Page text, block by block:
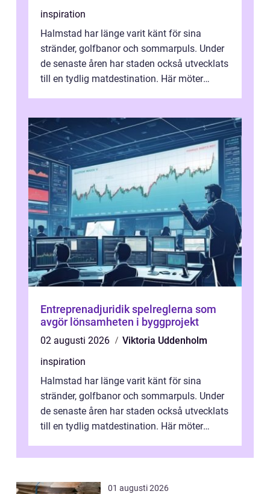
inspiration
Halmstad har länge varit känt för sina
stränder, golfbanor och sommarpuls. Under
de senaste åren har staden också utvecklats
till en tydlig matdestination. Här möter
Entreprenadjuridik spelreglerna som
avgör lönsamheten i byggprojekt
02 augusti 2026
Viktoria Uddenholm
inspiration
Halmstad har länge varit känt för sina
stränder, golfbanor och sommarpuls. Under
de senaste åren har staden också utvecklats
till en tydlig matdestination. Här möter
01 augusti 2026